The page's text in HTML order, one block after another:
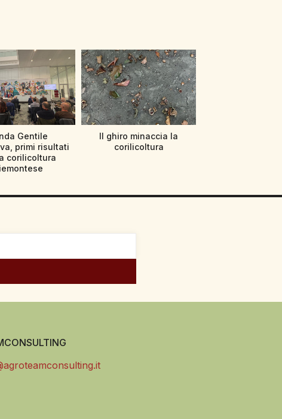
Gentile
primi risultati
corilicoltura
Il ghiro minaccia la
corilicoltura